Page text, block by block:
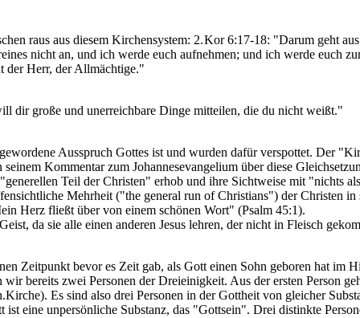
raus aus diesem Kirchensystem: 2. Kor 6:17-18: "Darum geht
nicht an, und ich werde euch aufnehmen; und ich werde euch
der Herr, der Allmächtige."
dir große und unerreichbare Dinge mitteilen, die du nicht weißt."
Ausspruch Gottes ist und wurden dafür verspottet. Der
Kommentar zum Johannesevangelium über diese
Teil der Christen" erhob und ihre Sichtweise mit "nichts
Mehrheit ("the general run of Christians") der Christen in
Herz fließt über von einem schönen Wort" (Psalm 45:1).
da sie alle einen anderen Jesus lehren, der nicht in Fleisch
Zeitpunkt bevor es Zeit gab, als Gott einen Sohn geboren hat im
bereits zwei Personen der Dreieinigkeit. Aus der ersten Person
Es sind also drei Personen in der Gottheit von gleicher
ist eine unpersönliche Substanz, das "Gottsein". Drei distinkte